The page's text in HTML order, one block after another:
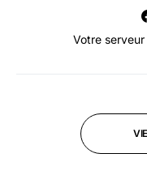
Votre serveur